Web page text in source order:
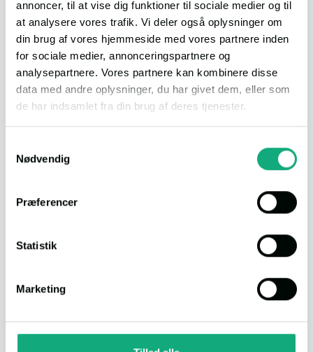
annoncer, til at vise dig funktioner til sociale medier og til
at analysere vores trafik. Vi deler også oplysninger om
din brug af vores hjemmeside med vores partnere inden
for sociale medier, annonceringspartnere og
analysepartnere. Vores partnere kan kombinere disse
data med andre oplysninger, du har givet dem, eller som
de har indsamlet fra din brug af deres tjenester.
Nødvendig
Præferencer
Statistik
Marketing
Info VILLA
Ejerudgift/md.
6.314
Bolig (BBR)
154 m²
Værelser
Download dokumenter
Salgsopstilling